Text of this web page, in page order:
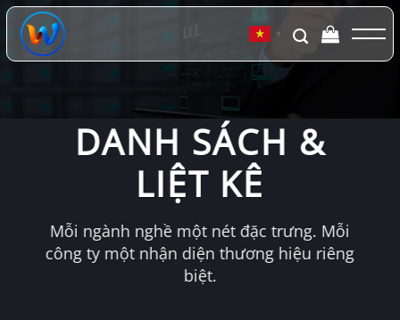
Chuyển
đến
dung
▼
DANH SÁCH &
LIỆT KÊ
Mỗi ngành nghề một nét đặc trưng. Mỗi
công ty một nhận diện thương hiệu riêng
biệt.